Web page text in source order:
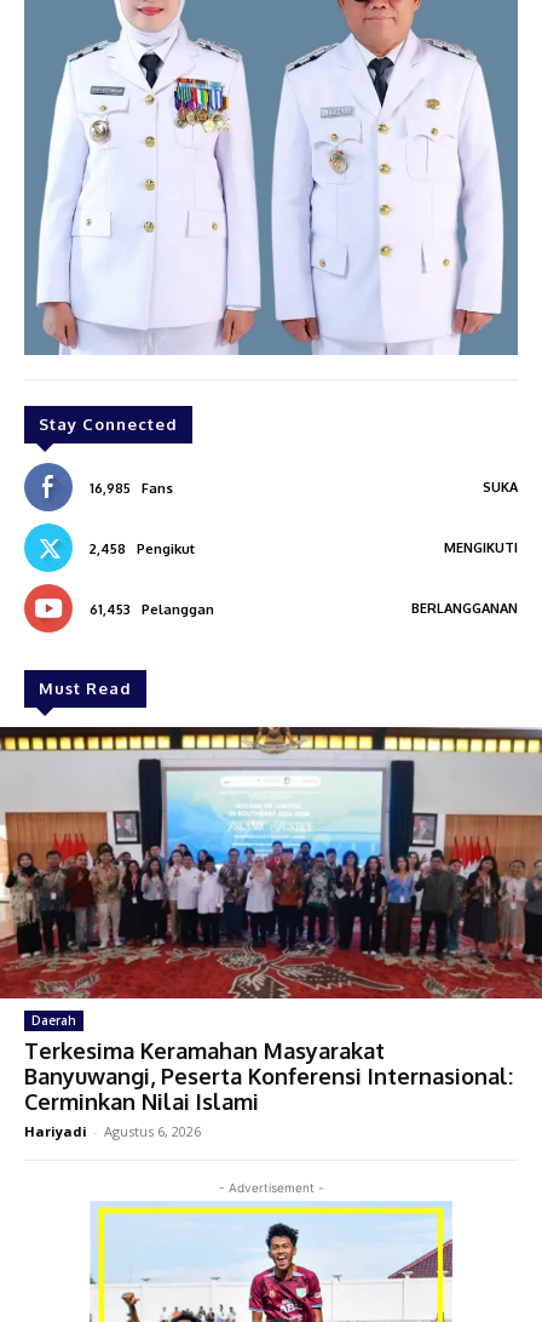
Stay Connected
16,985 Fans SUKA
2,458 Pengikut MENGIKUTI
61,453 Pelanggan BERLANGGANAN
Must Read
Daerah
Terkesima Keramahan Masyarakat
Banyuwangi, Peserta Konferensi Internasional:
Cerminkan Nilai Islami
Hariyadi - Agustus 6, 2026
- Advertisement -